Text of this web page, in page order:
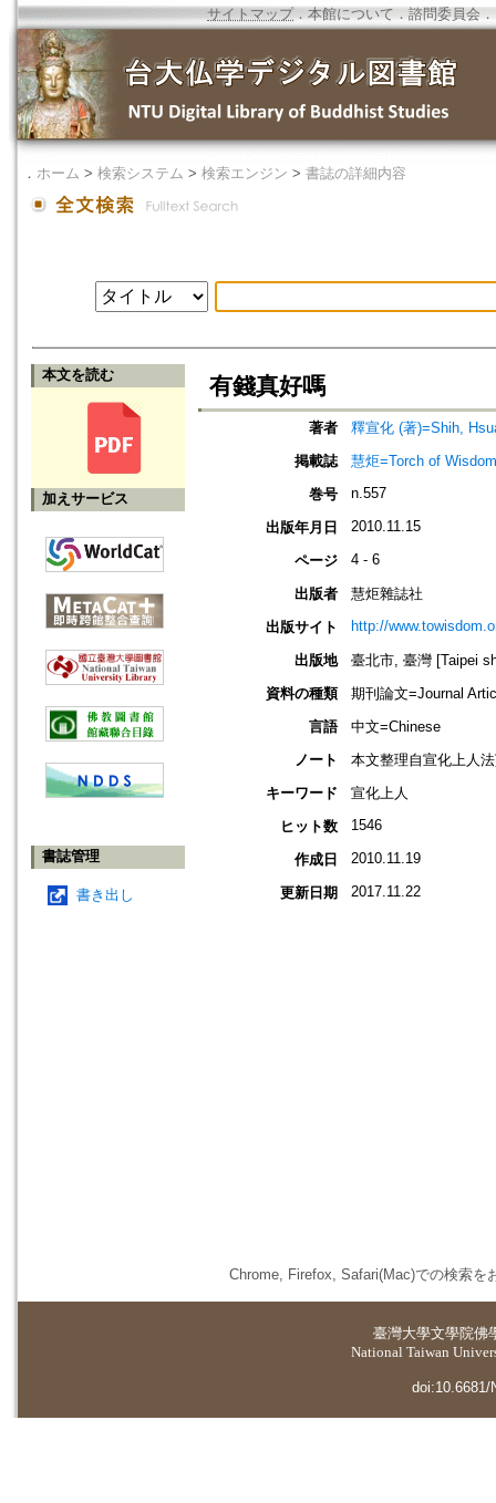
サイトマップ．本館について ． 諮問委員会 ．
． ホーム > 検索システム > 検索エンジン > 書誌の詳細内容
本文を読む
加えサービス
書誌管理
書き出し
有錢真好嗎
著者
釋宣化 (著)=Shih,
掲載誌
慧炬=Torch of
巻号
n.557
出版年月日 2010.11.15
ページ 4 - 6
出版者
慧炬雜誌社
出版サイト
http://
出版地
臺北市, 臺灣 [Taipei
資料の種類
期刊論文=Journal
言語
中文=Chinese
ノート
本文整理自宣化上人
キーワード
宣化上人
ヒット数
1546
作成日 2010.11.19
更新日期 2017.11.22
Chrome, Firefox, Safari(Mac)での検索を
臺灣大學文學院佛
National Taiwan
doi:10.6681/